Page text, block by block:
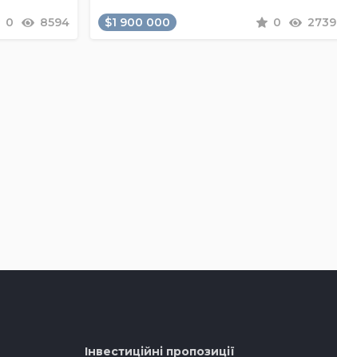
0 8594 $1 900 000 0 2739
Інвестиційні пропозиції